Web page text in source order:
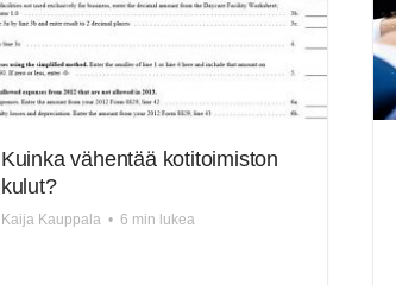
Kuinka vähentää kotitoimiston
kulut?
Kaija Kauppala • 6 min lukea